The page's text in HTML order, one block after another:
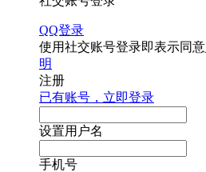
QQ登录
使用社交账号登录即表示同意
明
注册
已有账号，立即登录
设置用户名
手机号